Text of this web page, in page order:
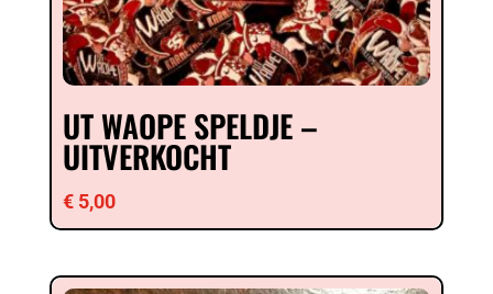
UT WAOPE SPELDJE –
UITVERKOCHT
€5,00